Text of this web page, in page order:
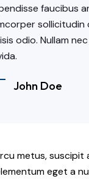
faucibus
sollicitudin
odio. Nullam
John Doe
metus, suscipit
eget a